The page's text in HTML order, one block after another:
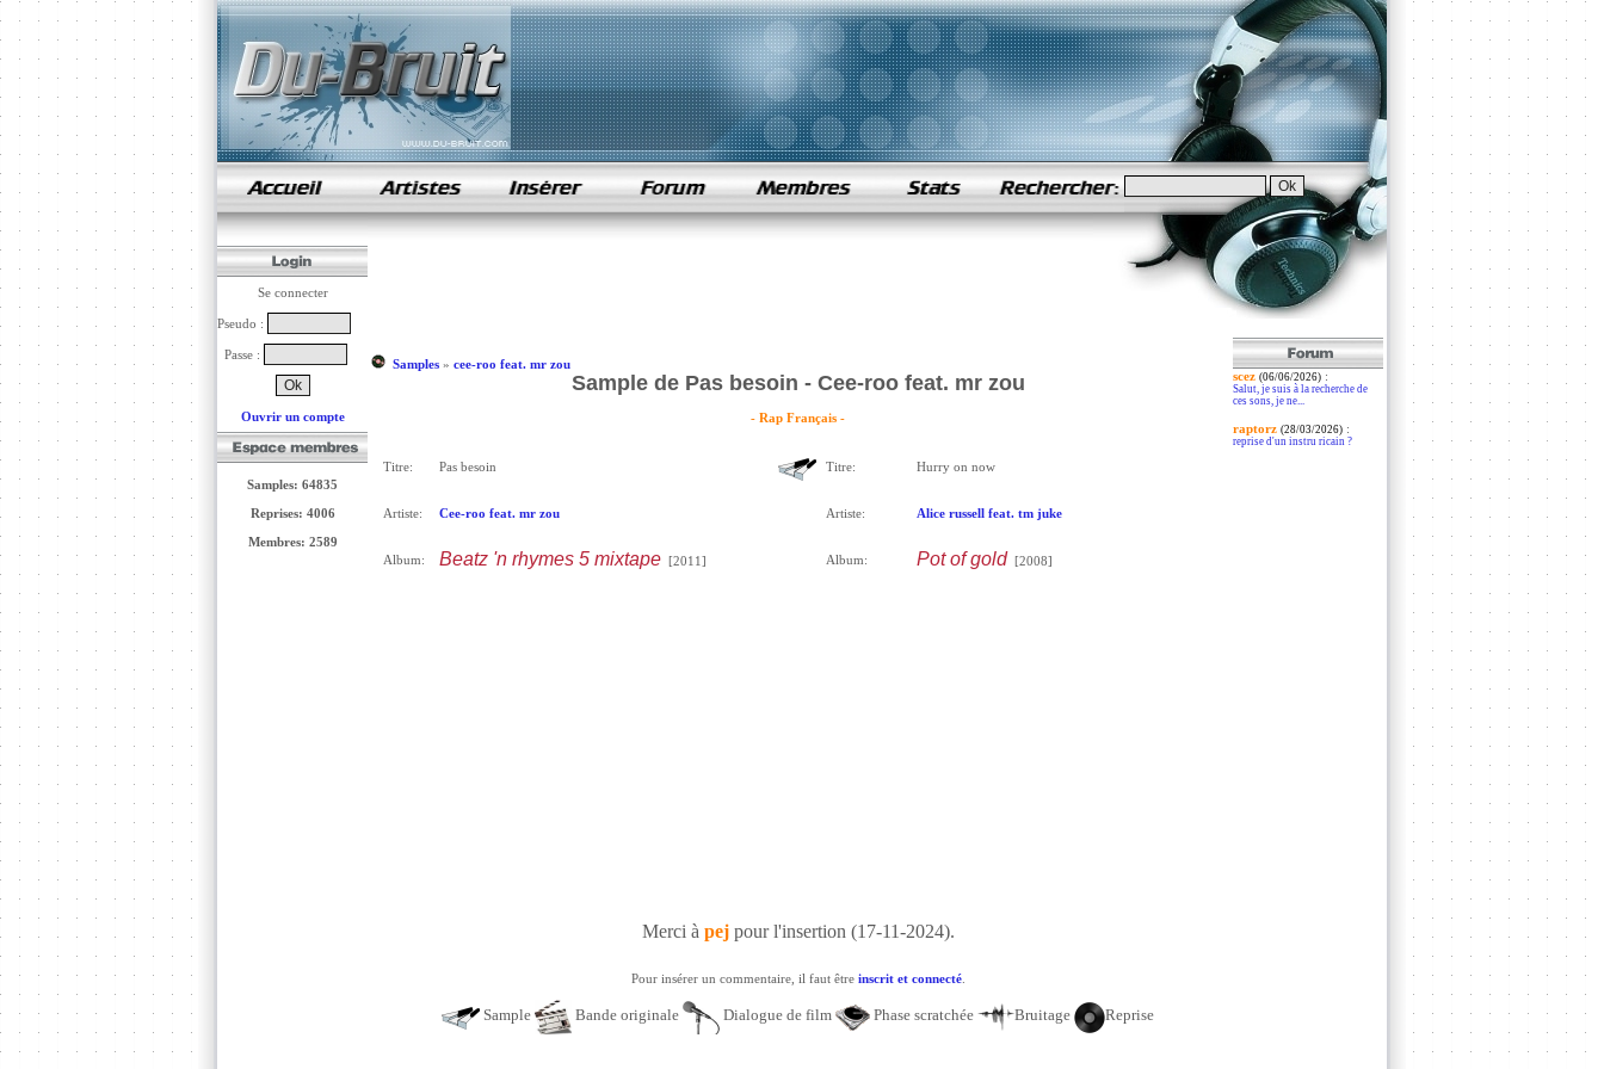
samples de rap
Se connecter
Pseudo :
Passe :
Ouvrir un compte
Samples: 64835
Reprises: 4006
Membres: 2589
Samples» cee-roo feat. mr zou
Sample de Pas besoin - Cee-roo feat. mr zou
- Rap Français -
Titre: Pas besoin
Artiste: Cee-roo feat. mr zou
Album: Beatz 'n rhymes 5 mixtape[2011]
Titre: Hurry on now
Artiste: Alice russell feat. tm juke
Album: Pot of gold[2008]
Merci à pejpour l'insertion (17-11-2024).
Pour insérer un commentaire, il faut être inscrit et connecté.
Sample Bande originale Dialogue de film Phase scratchée Bruitage Reprise
scez (06/06/2026):
Salut, je suis à la recherche de
ces sons, je ne...
raptorz (28/03/2026):
reprise d'un instru ricain ?